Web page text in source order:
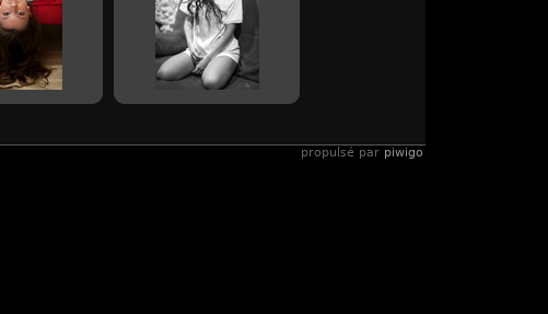
propulsé par piwigo